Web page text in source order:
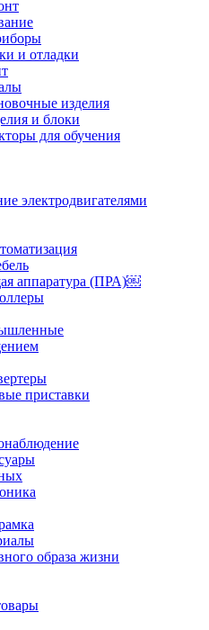
и отладки
изделия
и блоки
для обучения
электродвигателями
аппаратура (ПРА)￼
приставки
образа жизни